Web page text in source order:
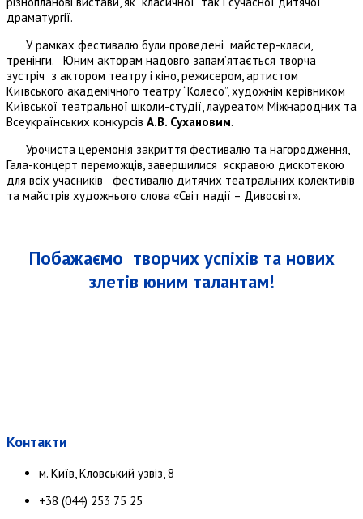
драматургії.
У рамках фестивалю були проведені майстер-класи,
тренінги. Юним акторам надовго запам’ятається творча
зустріч з актором театру і кіно, режисером, артистом
Київського академічного театру “Колесо”, художнім керівником
Київської театральної школи-студії, лауреатом Міжнародних та
Всеукраїнських конкурсів А.В. Сухановим.
Урочиста церемонія закриття фестивалю та нагородження,
Гала-концерт переможців, завершилися яскравою дискотекою
для всіх учасників фестивалю дитячих театральних колективів
та майстрів художнього слова «Світ надії – Дивосвіт».
Побажаємо творчих успіхів та нових
злетів юним талантам!
Контакти
м. Київ, Кловський узвіз, 8
+38 (044) 253 75 25